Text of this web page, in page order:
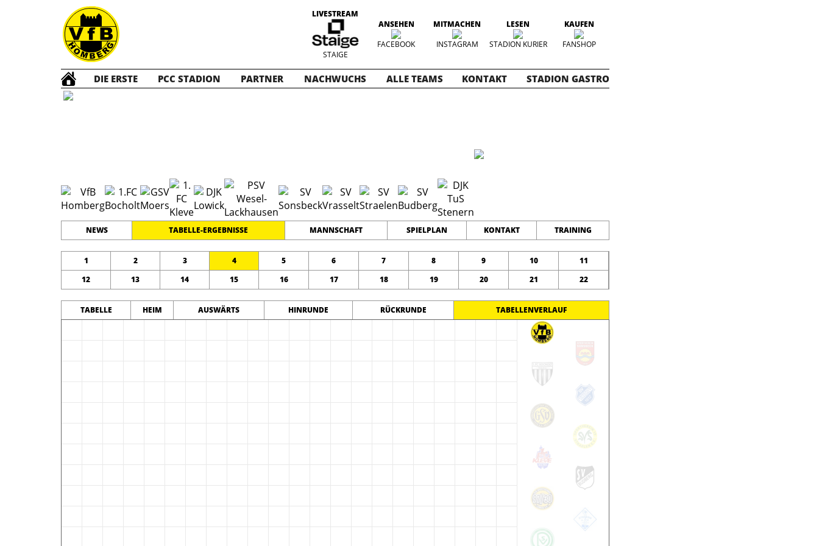
LIVESTREAM
STAIGE
ANSEHEN
FACEBOOK
MITMACHEN
INSTAGRAM
LESEN
STADION KURIER
KAUFEN
FANSHOP
DIE ERSTE PCC STADION PARTNER NACHWUCHS ALLE TEAMS KONTAKT STADION GASTRO
NEWS TABELLE-ERGEBNISSE MANNSCHAFT SPIELPLAN KONTAKT TRAINING
1 2 3 4 5 6 7 8 9 10
11
12
13 14 15 16 17 18 19 20 21 22
TABELLE HEIM AUSWÄRTS HINRUNDE RÜCKRUNDE TABELLENVERLAUF